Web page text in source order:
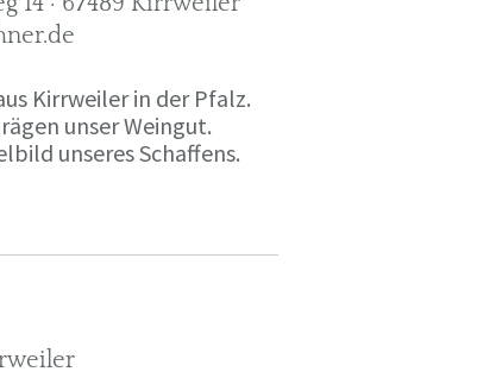
Kirrweiler in der Pfalz.
unser Weingut.
unseres Schaffens.